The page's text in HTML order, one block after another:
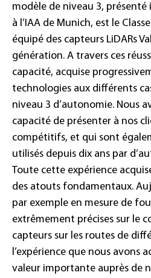
modèle de niveau 3, présenté
à l’IAA de Munich, est le
équipé des capteurs LiDARs
génération. A travers ces
capacité, acquise
technologies aux différents
niveau 3 d’autonomie. Nous
capacité de présenter à nos
compétitifs, et qui sont
utilisés depuis dix ans par
Toute cette expérience
des atouts fondamentaux.
par exemple en mesure de
extrêmement précises sur le
capteurs sur les routes de
l’expérience que nous avons
valeur importante auprès de